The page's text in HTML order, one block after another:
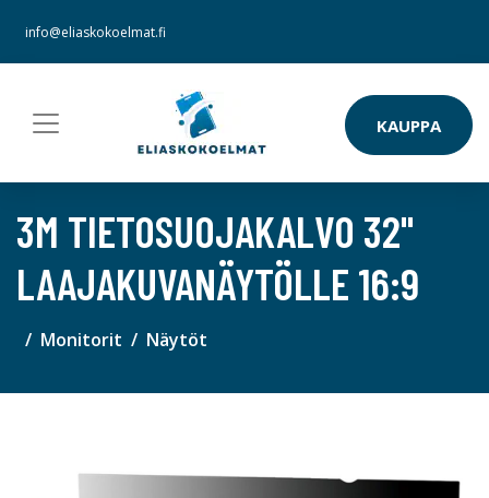
info@eliaskokoelmat.fi
KAUPPA
3M TIETOSUOJAKALVO 32"
LAAJAKUVANÄYTÖLLE 16:9
Monitorit Näytöt